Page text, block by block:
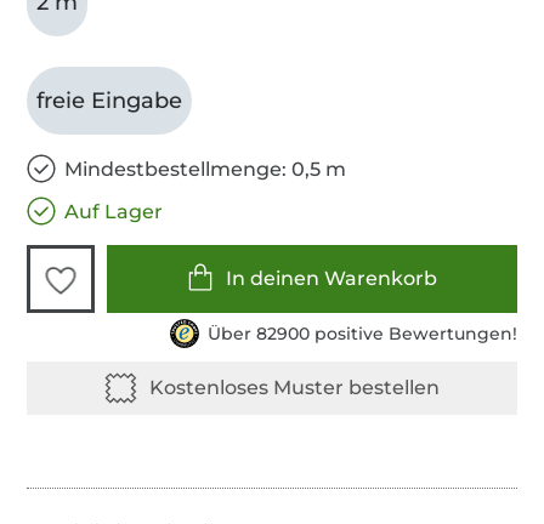
freie Eingabe
Mindestbestellmenge: 0,5 m
Auf Lager
In deinen Warenkorb
Über 82900 positive Bewertungen!